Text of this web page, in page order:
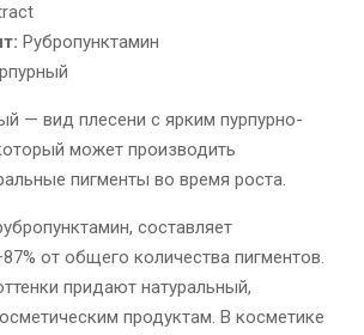
Рубропунктамин
— вид плесени с ярким пурпурно-
может производить
пигменты во время роста.
составляет
от общего количества пигментов.
придают натуральный,
продуктам. В косметике